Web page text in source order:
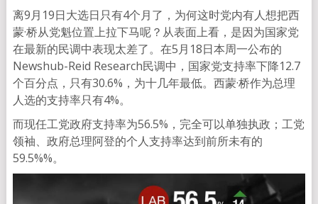
离9月19日大选日只有4个月了，为何这时党内有人想把西
蒙·桥从党魁位置上拉下马呢？从表面上看，是因为国家党
在最新的民调中表现太差了。在5月18日本周一公布的
Newshub-Reid Research民调中，国家党支持率下降12.7
个百分点，只有30.6%，为十几年最低。西蒙·桥作为总理
人选的支持率只有4%。
而现任工党政府支持率为56.5%，完全可以单独执政；工党
领袖、政府总理阿登的个人支持率达到前所未有的
59.5%%。